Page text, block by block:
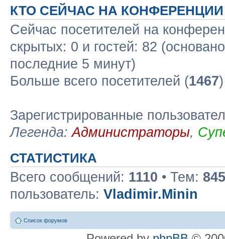
КТО СЕЙЧАС НА КОНФЕРЕНЦИИ
Сейчас посетителей на
скрытых: 0 и гостей: 82
последние 5 минут)
Больше всего посетителей (1467
Зарегистрированные
Легенда:Администраторы,
СТАТИСТИКА
Всего сообщений: 1110 • Тем: 845
пользователь: Vladimir.Minin
Список форумов